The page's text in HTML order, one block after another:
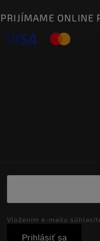
PRIJÍMAME ONLINE
Vložením e-mailu
Prihlásiť sa